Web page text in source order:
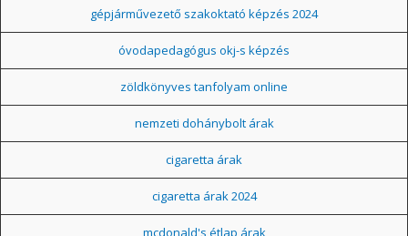
gépjárművezető szakoktató képzés 2024
óvodapedagógus okj-s képzés
zöldkönyves tanfolyam online
nemzeti dohánybolt árak
cigaretta árak
cigaretta árak 2024
mcdonald's étlap árak